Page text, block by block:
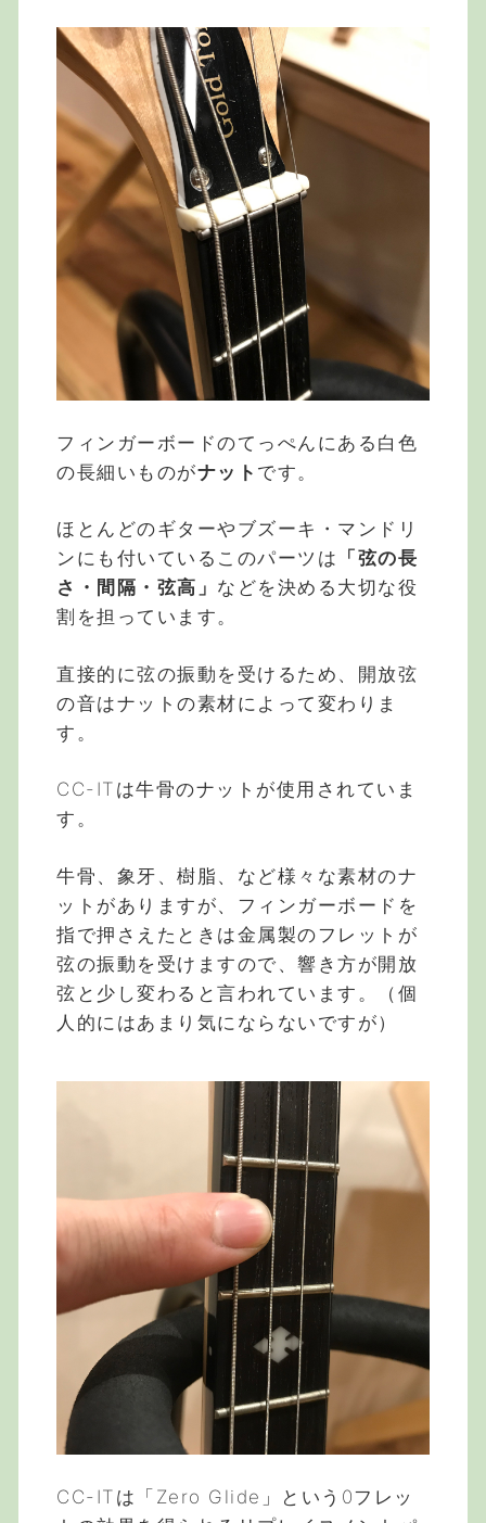
フィンガーボードのてっぺんにある白色
の長細いものがナット です。
ほとんどのギターやブズーキ・マンドリ
ンにも付いているこのパーツは 「弦の長
さ・間隔・弦高」 などを決める大切な役
割を担っています。
直接的に弦の振動を受けるため、開放弦
の音はナットの素材によって変わりま
す。
CC-ITは牛骨のナットが使用されていま
す。
牛骨、象牙、樹脂、など様々な素材のナ
ットがありますが、フィンガーボードを
指で押さえたときは金属製のフレットが
弦の振動を受けますので、響き方が開放
弦と少し変わると言われています。（個
人的にはあまり気にならないですが）
CC-ITは「Zero Glide」という0フレッ